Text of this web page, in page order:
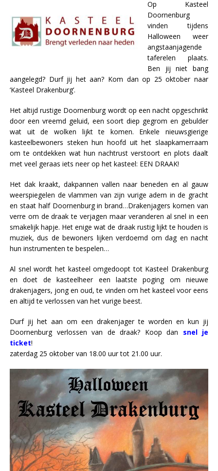
Op Kasteel
Doornenburg
vinden tijdens
Halloween weer
angstaanjagende
taferelen plaats.
Ben jij niet bang
aangelegd? Durf jij het aan? Kom dan op 25 oktober naar
‘Kasteel Drakenburg’.
Het altijd rustige Doornenburg wordt op een nacht opgeschrikt
door een vreemd geluid, een soort diep gegrom en gebulder
wat uit de wolken lijkt te komen. Enkele nieuwsgierige
kasteelbewoners steken hun hoofd uit het slaapkamerraam
om te ontdekken wat hun nachtrust verstoort en plots daalt
met veel geraas iets neer op het kasteel: EEN DRAAK!
Het dak kraakt, dakpannen vallen naar beneden en al gauw
weerspiegelen de vlammen van zijn vurige adem in de gracht
en staat half Doornenburg in brand…Drakenjagers komen van
verre om de draak te verjagen maar veranderen al snel in een
smakelijk hapje. Het enige wat de draak rustig lijkt te houden is
muziek, dus de bewoners lijken verdoemd om dag en nacht
hun instrumenten te bespelen…
Al snel wordt het kasteel omgedoopt tot Kasteel Drakenburg
en doet de kasteelheer een laatste poging om nieuwe
drakenjagers, jong en oud, te vinden om het kasteel voor eens
en altijd te verlossen van het vurige beest.
Durf jij het aan om een drakenjager te worden en kun jij
Doornenburg verlossen van de draak? Koop dan snel je
ticket!
zaterdag 25 oktober van 18.00 uur tot 21.00 uur.